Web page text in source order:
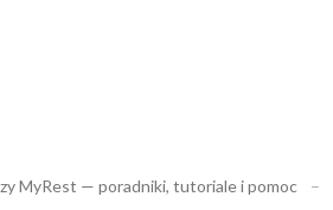
MyRest — poradniki, tutoriale i pomoc –